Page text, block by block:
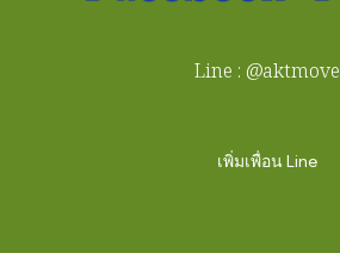
Line : @aktmove
เพิ่มเพื่อน Line